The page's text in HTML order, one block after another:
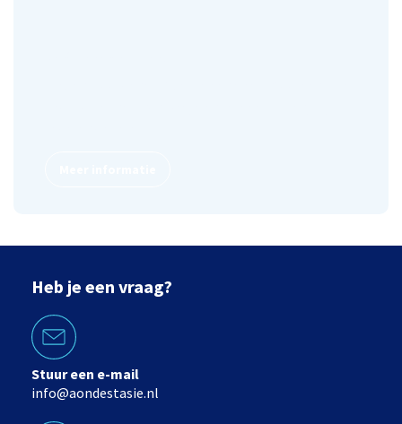
Heb je een vraag?
Stuur een e-mail
info@aondestasie.nl